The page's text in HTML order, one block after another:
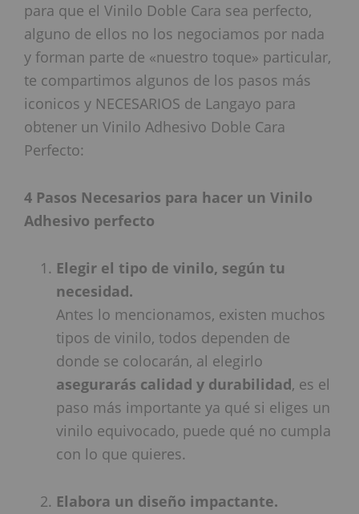
para que el Vinilo Doble Cara sea perfecto,
alguno de ellos no los negociamos por nada
y forman parte de «nuestro toque» particular,
te compartimos algunos de los pasos más
iconicos y NECESARIOS de Langayo para
obtener un Vinilo Adhesivo Doble Cara
Perfecto:
4 Pasos Necesarios para hacer un Vinilo
Adhesivo perfecto
Elegir el tipo de vinilo, según tu
necesidad.
Antes lo mencionamos, existen muchos
tipos de vinilo, todos dependen de
donde se colocarán, al elegirlo
asegurarás calidad y durabilidad, es el
paso más importante ya qué si eliges un
vinilo equivocado, puede qué no cumpla
con lo que quieres.
Elabora un diseño impactante.